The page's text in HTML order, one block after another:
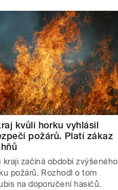
kvůli horku vyhlásil
požárů. Platí zákaz
kraji začíná období zvýšeného
požárů. Rozhodl o tom
na doporučení hasičů.